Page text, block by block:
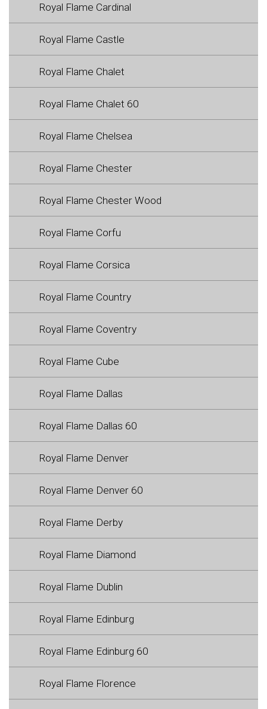
Royal Flame Cardinal
Royal Flame Castle
Royal Flame Chalet
Royal Flame Chalet 60
Royal Flame Chelsea
Royal Flame Chester
Royal Flame Chester Wood
Royal Flame Corfu
Royal Flame Corsica
Royal Flame Country
Royal Flame Coventry
Royal Flame Cube
Royal Flame Dallas
Royal Flame Dallas 60
Royal Flame Denver
Royal Flame Denver 60
Royal Flame Derby
Royal Flame Diamond
Royal Flame Dublin
Royal Flame Edinburg
Royal Flame Edinburg 60
Royal Flame Florence